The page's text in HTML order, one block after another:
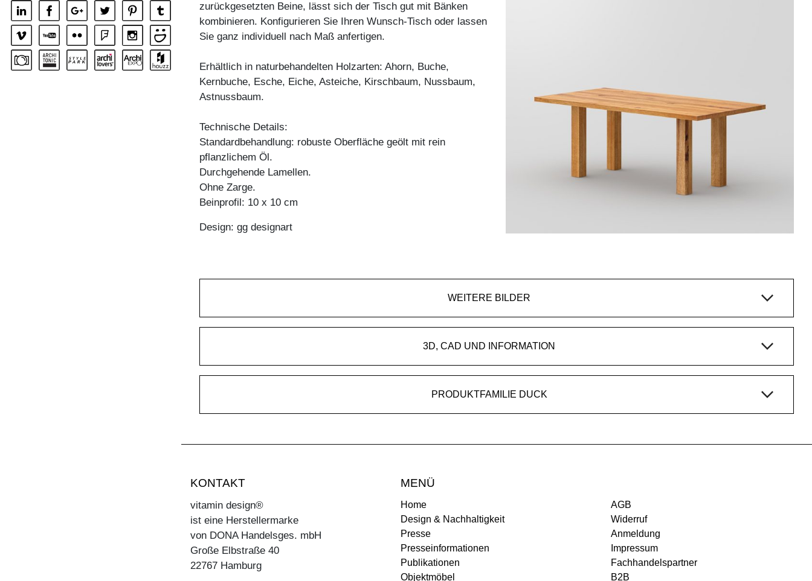
zurückgesetzten Beine, lässt sich der Tisch gut mit Bänken
kombinieren. Konfigurieren Sie Ihren Wunsch-Tisch oder lassen
Sie ganz individuell nach Maß anfertigen.
Erhältlich in naturbehandelten Holzarten: Ahorn, Buche,
Kernbuche, Esche, Eiche, Asteiche, Kirschbaum, Nussbaum,
Astnussbaum.
Technische Details:
Standardbehandlung: robuste Oberfläche geölt mit rein
pflanzlichem Öl.
Durchgehende Lamellen.
Ohne Zarge.
Beinprofil: 10 x 10 cm
Design: gg designart
WEITERE BILDER
3D, CAD UND INFORMATION
PRODUKTFAMILIE DUCK
KONTAKT
vitamin design®
ist eine Herstellermarke
von DONA Handelsges. mbH
Große Elbstraße 40
22767 Hamburg
MENÜ
Home
Design & Nachhaltigkeit
Presse
Presseinformationen
Publikationen
Objektmöbel
AGB
Widerruf
Anmeldung
Impressum
Fachhandelspartner
B2B